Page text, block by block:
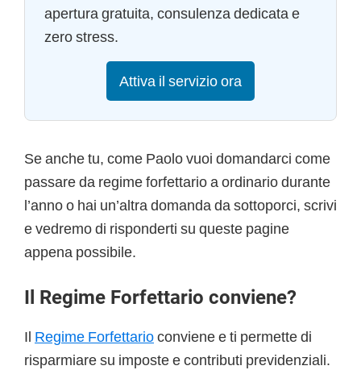
apertura gratuita, consulenza dedicata e
zero stress.
Attiva il servizio ora
Se anche tu, come Paolo vuoi domandarci come
passare da regime forfettario a ordinario durante
l’annoo hai un’altra domanda da sottoporci, scrivi
e vedremo di risponderti su queste pagine
appena possibile.
Il Regime Forfettario conviene?
Il Regime Forfettarioconviene e ti permette di
risparmiare su imposte e contributi previdenziali.